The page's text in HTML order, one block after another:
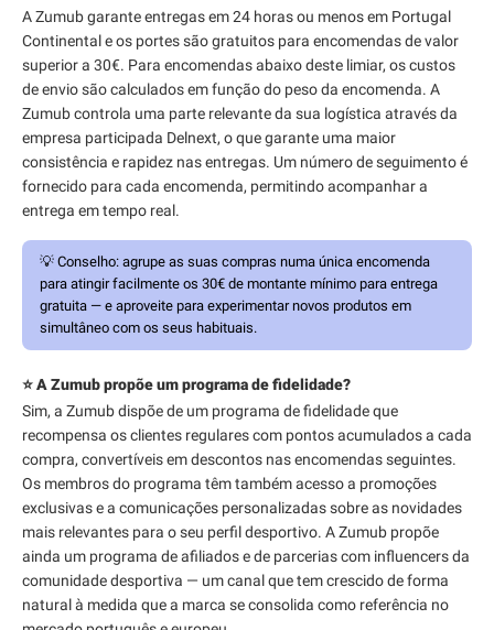
A Zumub garante entregas em 24 horas ou menos em Portugal
Continental e os portes são gratuitos para encomendas de valor
superior a 30€. Para encomendas abaixo deste limiar, os custos
de envio são calculados em função do peso da encomenda. A
Zumub controla uma parte relevante da sua logística através da
empresa participada Delnext, o que garante uma maior
consistência e rapidez nas entregas. Um número de seguimento é
fornecido para cada encomenda, permitindo acompanhar a
entrega em tempo real.
💡 Conselho: agrupe as suas compras numa única encomenda
para atingir facilmente os 30€ de montante mínimo para entrega
gratuita — e aproveite para experimentar novos produtos em
simultâneo com os seus habituais.
⭐ A Zumub propõe um programa de fidelidade?
Sim, a Zumub dispõe de um programa de fidelidade que
recompensa os clientes regulares com pontos acumulados a cada
compra, convertíveis em descontos nas encomendas seguintes.
Os membros do programa têm também acesso a promoções
exclusivas e a comunicações personalizadas sobre as novidades
mais relevantes para o seu perfil desportivo. A Zumub propõe
ainda um programa de afiliados e de parcerias com influencers da
comunidade desportiva — um canal que tem crescido de forma
natural à medida que a marca se consolida como referência no